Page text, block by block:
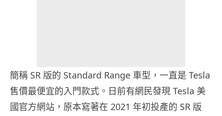
簡稱 SR 版的 Standard Range 車型，一直是 Tesla
售價最便宜的入門款式。日前有網民發現 Tesla 美
國官方網站，原本寫著在 2021 年初投產的 SR 版